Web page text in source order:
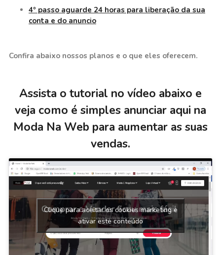
4º passo aguarde 24 horas para liberação da sua
conta e do anuncio
Confira abaixo nossos planos e o que eles oferecem.
Assista o tutorial no vídeo abaixo e
veja como é simples anunciar aqui na
Moda Na Web para aumentar as suas
vendas.
Clique para aceitar os cookies marketing e
ativar este conteúdo